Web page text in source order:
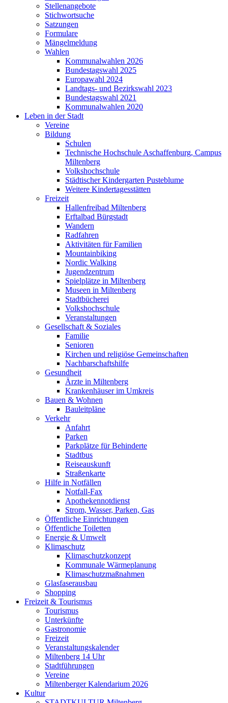
Stellenangebote
Stichwortsuche
Satzungen
Formulare
Mängelmeldung
Wahlen
Kommunalwahlen 2026
Bundestagswahl 2025
Europawahl 2024
Landtags- und Bezirkswahl 2023
Bundestagswahl 2021
Kommunalwahlen 2020
Leben in der Stadt
Vereine
Bildung
Schulen
Technische Hochschule Aschaffenburg, Campus
Miltenberg
Volkshochschule
Städtischer Kindergarten Pusteblume
Weitere Kindertagesstätten
Freizeit
Hallenfreibad Miltenberg
Erftalbad Bürgstadt
Wandern
Radfahren
Aktivitäten für Familien
Mountainbiking
Nordic Walking
Jugendzentrum
Spielplätze in Miltenberg
Museen in Miltenberg
Stadtbücherei
Volkshochschule
Veranstaltungen
Gesellschaft & Soziales
Familie
Senioren
Kirchen und religiöse Gemeinschaften
Nachbarschaftshilfe
Gesundheit
Ärzte in Miltenberg
Krankenhäuser im Umkreis
Bauen & Wohnen
Bauleitpläne
Verkehr
Anfahrt
Parken
Parkplätze für Behinderte
Stadtbus
Reiseauskunft
Straßenkarte
Hilfe in Notfällen
Notfall-Fax
Apothekennotdienst
Strom, Wasser, Parken, Gas
Öffentliche Einrichtungen
Öffentliche Toiletten
Energie & Umwelt
Klimaschutz
Klimaschutzkonzept
Kommunale Wärmeplanung
Klimaschutzmaßnahmen
Glasfaserausbau
Shopping
Freizeit & Tourismus
Tourismus
Unterkünfte
Gastronomie
Freizeit
Veranstaltungskalender
Miltenberg 14 Uhr
Stadtführungen
Vereine
Miltenberger Kalendarium 2026
Kultur